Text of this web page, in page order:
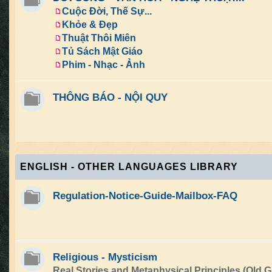
Cuộc Đời, Thế Sự...
Khỏe & Đẹp
Thuật Thôi Miên
Tủ Sách Mật Giáo
Phim - Nhạc - Ảnh
THÔNG BÁO - NỘI QUY
ENGLISH - OTHER LANGUAGES LIBRARY
Regulation-Notice-Guide-Mailbox-FAQ
Religious - Mysticism